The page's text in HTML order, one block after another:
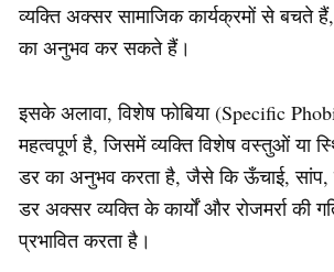
व्यक्ति अक्सर सामाजिक कार्यक्रमों से
का अनुभव कर सकते हैं।
इसके अलावा, विशेष फोबिया (Specific
महत्वपूर्ण है, जिसमें व्यक्ति विशेष वस्तुओं या
डर का अनुभव करता है, जैसे कि ऊँचाई, सांप,
डर अक्सर व्यक्ति के कार्यों और रोजमर्रा की
प्रभावित करता है।